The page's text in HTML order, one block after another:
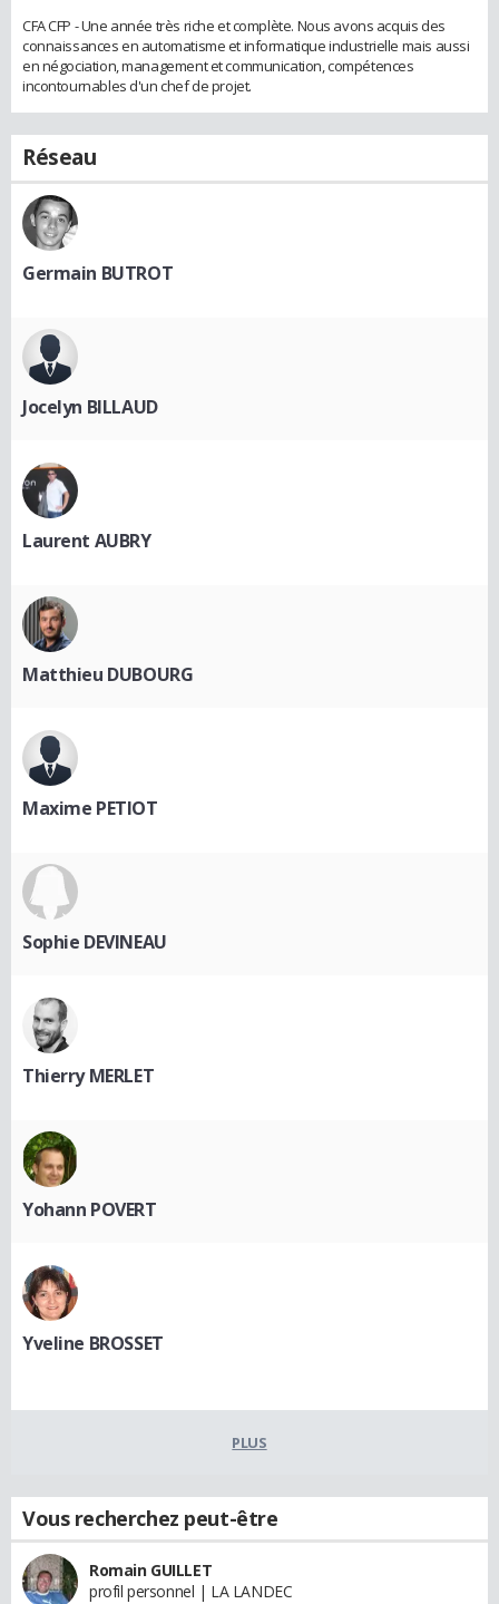
CFA CFP - Une année très riche et complète. Nous avons acquis des
connaissances en automatisme et informatique industrielle mais aussi
en négociation, management et communication, compétences
incontournables d'un chef de projet.
Réseau
Germain BUTROT
Jocelyn BILLAUD
Laurent AUBRY
Matthieu DUBOURG
Maxime PETIOT
Sophie DEVINEAU
Thierry MERLET
Yohann POVERT
Yveline BROSSET
PLUS
Vous recherchez peut-être
Romain GUILLET
profil personnel | LA LANDEC